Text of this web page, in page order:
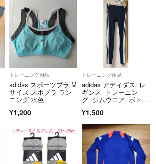
トレーニング用品
adidas スポーツブラ M
サイズ スポブラ ラン
ニング 水色
¥1,200
トレーニング用品
adidas アディダス レ
ギンス トレーニン
グ ジムウエア ボトム
¥1,500